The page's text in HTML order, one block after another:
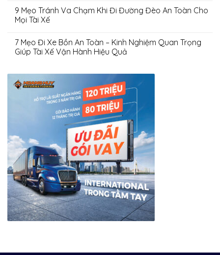
9 Mẹo Tránh Va Chạm Khi Đi Đường Đèo An Toàn Cho
Mọi Tài Xế
7 Mẹo Đi Xe Bồn An Toàn – Kinh Nghiệm Quan Trọng
Giúp Tài Xế Vận Hành Hiệu Quả